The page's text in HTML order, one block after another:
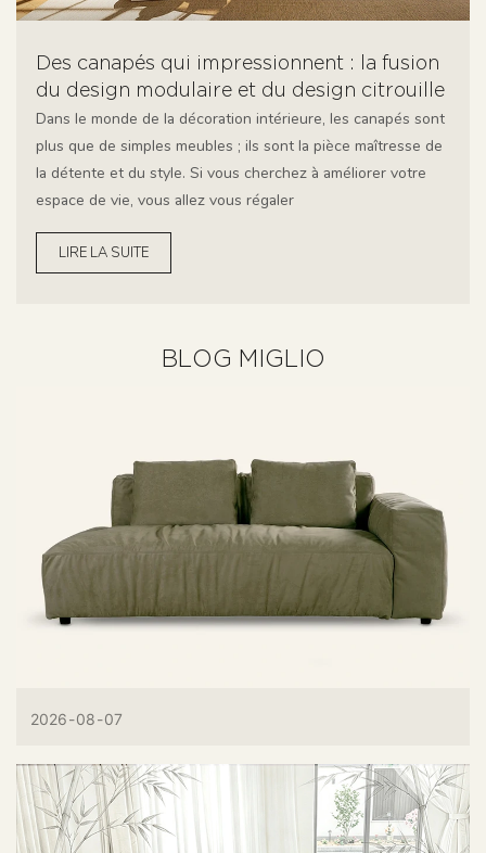
Des canapés qui impressionnent : la fusion
du design modulaire et du design citrouille
Dans le monde de la décoration intérieure, les canapés sont
plus que de simples meubles ; ils sont la pièce maîtresse de
la détente et du style. Si vous cherchez à améliorer votre
espace de vie, vous allez vous régaler
LIRE LA SUITE
BLOG MIGLIO
2026 08 07